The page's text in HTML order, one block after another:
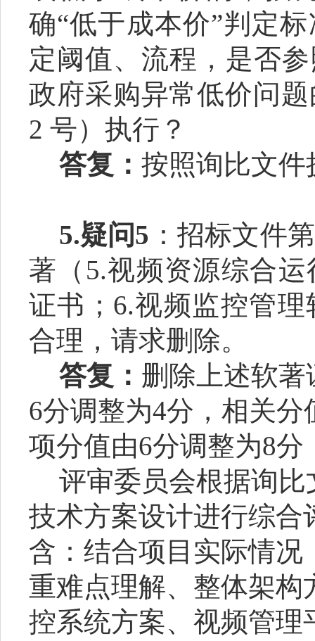
确“低于成本价”判定
定阈值、流程，是否
政府采购异常低价问
2 号）执行？
答复： 按照询比文件
5.疑问5 ： 招标文件
著 （ 5.视频资源综合
证书；6.视频监控管
合理，请求删除。
答复： 删除上述软
6分调整为4分，相关分
项分值由6分调整为8
评审委员会根据询
技术方案设计进行综
含：结合项目实际情
重难点理解、整体架
控系统方案、视频管